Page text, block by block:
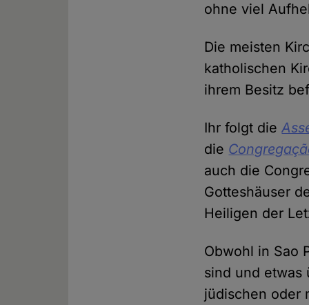
ohne viel
Die meisten
katholischen
ihrem Besitz
Ihr folgt die
die
auch die
Gotteshäuser
Heiligen der
Obwohl in Sao
sind und etwas
jüdischen oder